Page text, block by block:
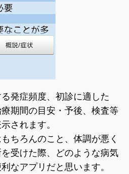
発症頻度、初診に適した
期間の目安・予後、検査等
されます。
ちろんのこと、体調が悪く
受けた際、どのような病気
なアプリだと思います。